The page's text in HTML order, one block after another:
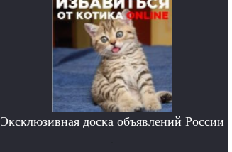
Эксклюзивная доска объявлений России